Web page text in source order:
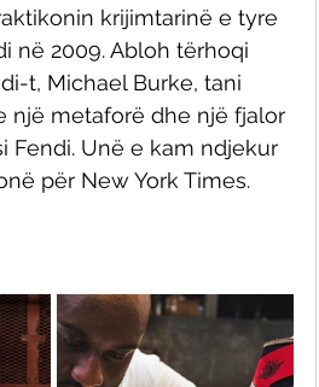
krijimtarinë e tyre
në 2009. Abloh tërhoqi
t, Michael Burke, tani
një metaforë dhe një fjalor
Fendi. Unë e kam ndjekur
për New York Times.